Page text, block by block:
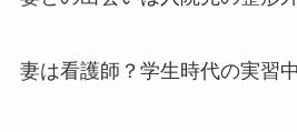
妻は看護師？学生時代の実習